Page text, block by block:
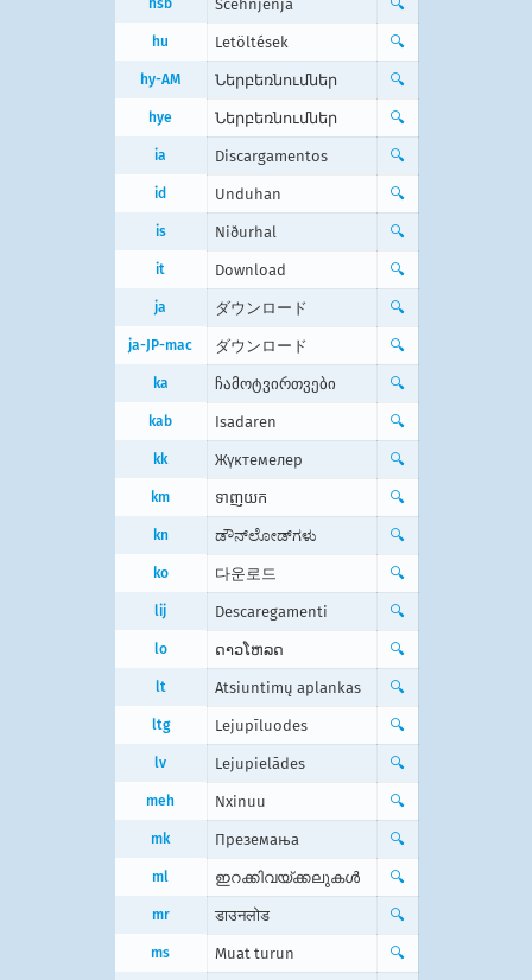
hsb Sćehnjenja 🔍
hu Letöltések 🔍
hy-AM Ներբեռնումներ 🔍
hye Ներբեռնումներ 🔍
ia Discargamentos 🔍
id Unduhan 🔍
is Niðurhal 🔍
it Download 🔍
ja ダウンロード 🔍
ja-JP-mac ダウンロード 🔍
ka ჩამოტვირთვები 🔍
kab Isadaren 🔍
kk Жүктемелер 🔍
km ទាញ​យក 🔍
kn ಡೌನ್‌ಲೋಡ್‌ಗಳು 🔍
ko 다운로드 🔍
lij Descaregamenti 🔍
lo ດາວໂຫລດ 🔍
lt Atsiuntimų aplankas 🔍
ltg Lejupīluodes 🔍
lv Lejupielādes 🔍
meh Nxinuu 🔍
mk Преземања 🔍
ml ഇറക്കിവയ്ക്കലുകൾ 🔍
mr डाउनलोड 🔍
ms Muat turun 🔍